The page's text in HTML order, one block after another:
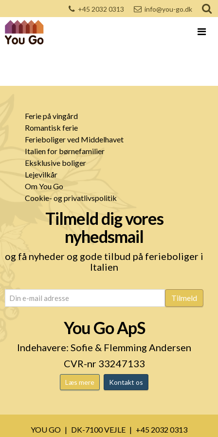
+45 2032 0313 info@you-go.dk
Ferie på vingård
Romantisk ferie
Ferieboliger ved Middelhavet
Italien for børnefamilier
Eksklusive boliger
Lejevilkår
Om You Go
Cookie- og privatlivspolitik
Tilmeld dig vores
nyhedsmail
og få nyheder og gode tilbud på ferieboliger i
Italien
email (Påkrævet) Tilmeld
You Go ApS
Indehavere: Sofie & Flemming Andersen
CVR-nr 33247133
Læs mere Kontakt os
YOU GO DK-7100 VEJLE
+45 2032 0313